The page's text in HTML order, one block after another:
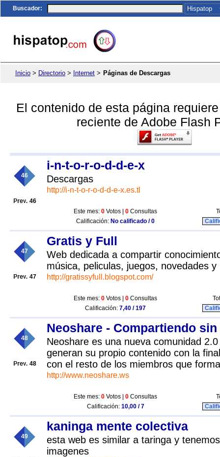
Buscador:
Inicio > Directorio > Internet > Páginas de Descargas
El contenido de esta página
reciente de Adobe Flash
46
46
i-n-t-o-r-o-d-d-e-x
Descargas
http://i-n-t-o-r-o-d-d-e-x.es.tl
Este mes: 0 Votos | 0 Consultas
Calificación: No calificado / 0
47
47
Gratis y Full
Web dedicada a compartir
música, peliculas, juegos, novedades
http://gratissyfull.blogspot.com/
Este mes: 0 Votos | 0 Consultas
Calificación: 7,40 / 197
48
48
Neoshare - Compartiendo
Neoshare es una nueva comunidad
generan su propio contenido con la
con el resto de los miembros que
http://www.neoshare.ws
Este mes: 0 Votos | 0 Consultas
Calificación: 10,00 / 7
49
kaninga mente colectiva
esta web es similar a taringa y
imagenes